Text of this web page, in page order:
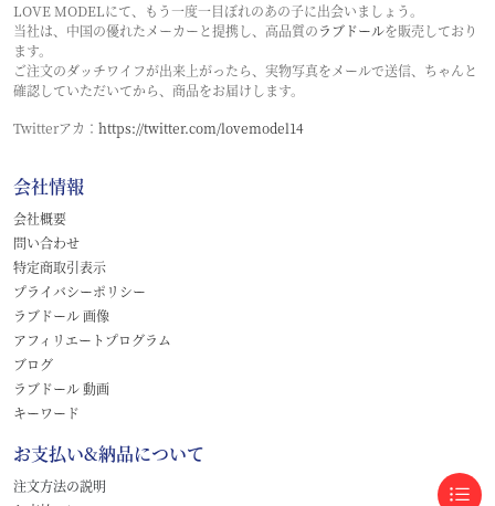
LOVE MODELにて、もう一度一目ぼれのあの子に出会いましょう。
当社は、中国の優れたメーカーと提携し、高品質のラブドールを販売しており
ます。
ご注文のダッチワイフが出来上がったら、実物写真をメールで送信、ちゃんと
確認していただいてから、商品をお届けします。
Twitterアカ： https://twitter.com/lovemodel14
会社情報
会社概要
問い合わせ
特定商取引表示
プライバシーポリシー
ラブドール 画像
アフィリエートプログラム
ブログ
ラブドール 動画
キーワード
お支払い&納品について
注文方法の説明